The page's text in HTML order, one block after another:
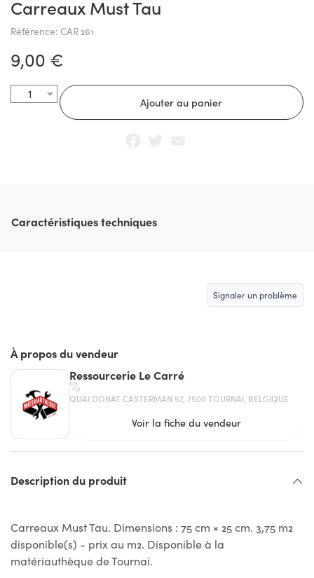
Carreaux Must Tau
Référence: CAR 261
9,00 €
Caractéristiques techniques
Signaler un problème
À propos du vendeur
Ressourcerie Le Carré
QUAI DONAT CASTERMAN 57, 7500 TOURNAI, BELGIQUE
Voir la fiche du vendeur
Description du produit
Carreaux Must Tau. Dimensions : 75 cm × 25 cm. 3,75 m2
disponible(s) - prix au m2. Disponible à la
matériauthèque de Tournai.